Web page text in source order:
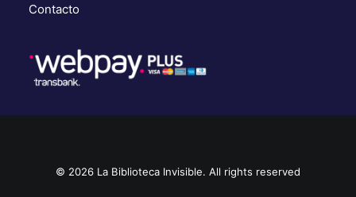
Contacto
© 2026 La Biblioteca Invisible. All rights reserved